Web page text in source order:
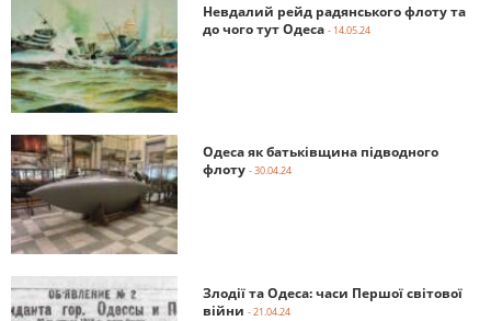
Невдалий рейд радянського флоту та
до чого тут Одеса - 14.05.24
Одеса як батьківщина підводного
флоту - 30.04.24
Злодії та Одеса: часи Першої світової
війни - 21.04.24